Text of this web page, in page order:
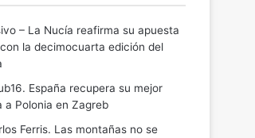
– La Nucía reafirma su apuesta
la decimocuarta edición del
España recupera su mejor
a Polonia en Zagreb
Ferris. Las montañas no se